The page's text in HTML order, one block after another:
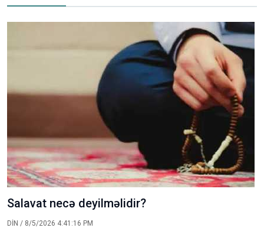
Salavat necə deyilməlidir?
DİN / 8/5/2026 4:41:16 PM